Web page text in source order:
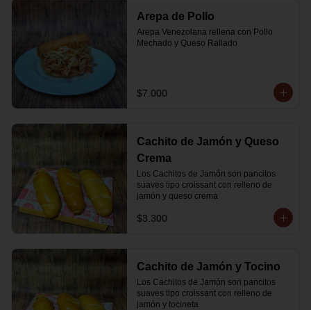
Arepa de Pollo
Arepa Venezolana rellena con Pollo
Mechado y Queso Rallado
$7.000
Cachito de Jamón y Queso
Crema
Los Cachitos de Jamón son pancitos
suaves tipo croissant con relleno de
jamón y queso crema
$3.300
Cachito de Jamón y Tocino
Los Cachitos de Jamón son pancitos
suaves tipo croissant con relleno de
jamón y tocineta